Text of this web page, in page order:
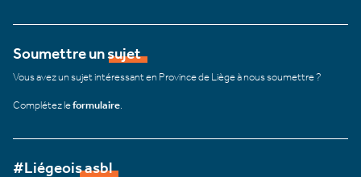
Soumettre un sujet
Vous avez un sujet intéressant en Province de Liège à nous soumettre ?
Complétez leformulaire
#Liégeois asbl